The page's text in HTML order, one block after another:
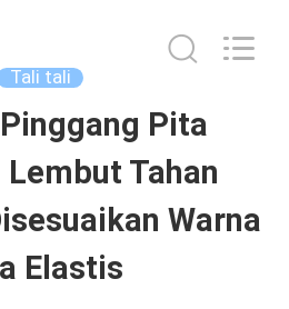
Tali tali
Pita
Tahan
Warna
Elastis